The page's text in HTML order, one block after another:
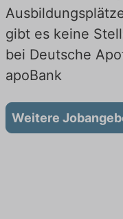
gibt es keine
bei Deutsche
apoBank
Weitere